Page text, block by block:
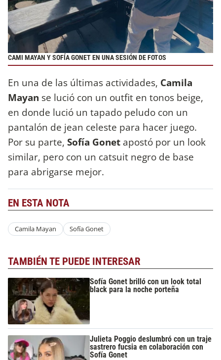
CAMI MAYAN Y SOFÍA GONET EN UNA SESIÓN DE FOTOS
En una de las últimas actividades, Camila
Mayan se lució con un outfit en tonos beige,
en donde lució un tapado peludo con un
pantalón de jean celeste para hacer juego.
Por su parte, Sofía Gonet apostó por un look
similar, pero con un catsuit negro de base
para abrigarse mejor.
EN ESTA NOTA
Camila Mayan Sofía Gonet
TAMBIÉN TE PUEDE INTERESAR
Sofía Gonet brilló con un look total
black para la noche porteña
Julieta Poggio deslumbró con un traje
sastrero fucsia en colaboración con
Sofía Gonet